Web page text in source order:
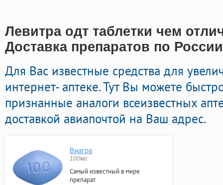
Левитра одт таблетки чем
Доставка препаратов по России
Для Вас известные средства для
интернет- аптеке. Тут Вы можете
признанные аналоги всеизвестных
доставкой авиапочтой на Ваш адрес.
Виагра
100мг
Самый известный в мире
препарат